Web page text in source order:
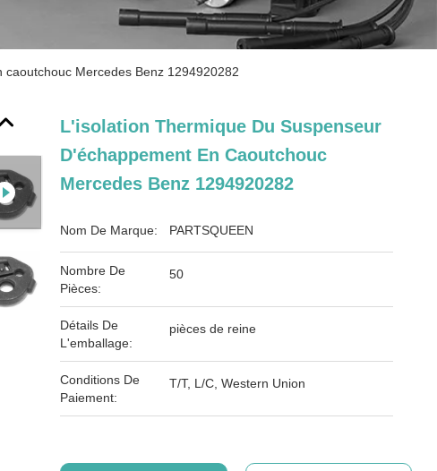
Mercedes Benz 1294920282
L'isolation Thermique Du Suspenseur
D'échappement En Caoutchouc
Mercedes Benz 1294920282
Nom De Marque: PARTSQUEEN
Nombre De
Pièces:
50
Détails De
L'emballage:
pièces de reine
Conditions De
Paiement:
T/T, L/C, Western Union